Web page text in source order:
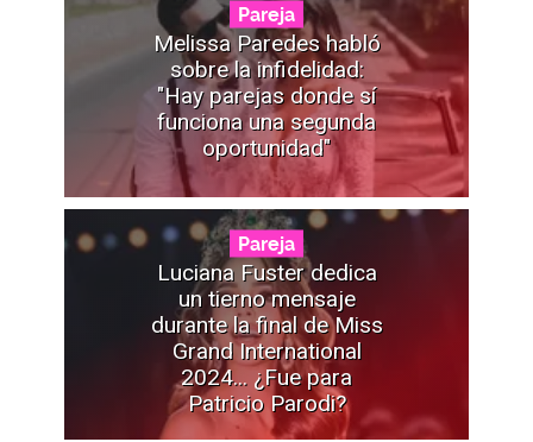
Pareja
Melissa Paredes habló
sobre la infidelidad:
"Hay parejas donde sí
funciona una segunda
oportunidad"
Pareja
Luciana Fuster dedica
un tierno mensaje
durante la final de Miss
Grand International
2024... ¿Fue para
Patricio Parodi?